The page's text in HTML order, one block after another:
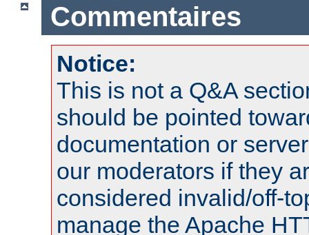
Commentaires
Notice:
This is not a Q&A
should be pointed
documentation or
our moderators if they
considered invalid/off-
manage the Apache